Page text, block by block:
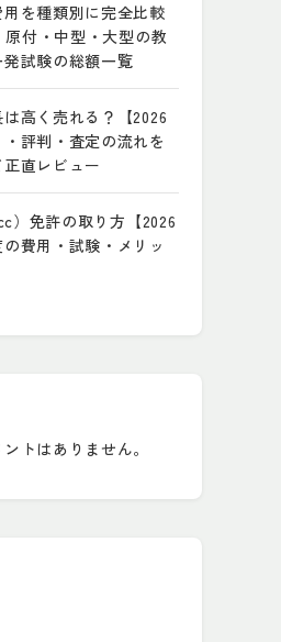
を種類別に完全比較
原付・中型・大型の教
試験の総額一覧
高く売れる？【2026
評判・査定の流れを
直レビュー
）免許の取り方【2026
費用・試験・メリッ
トはありません。